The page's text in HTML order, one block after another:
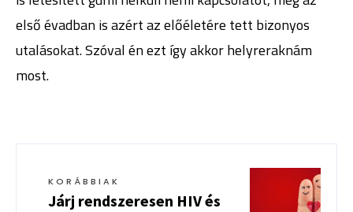
első évadban is azért az előéletére tett bizonyos
utalásokat. Szóval én ezt így akkor helyreraknám
most.
KORÁBBIAK
Járj rendszeresen HIV és